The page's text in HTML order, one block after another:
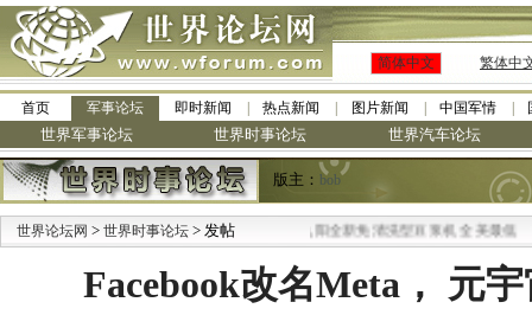
简体中文 繁体中
首页 军事论坛 即时新闻 热点新闻 图片新闻 中国军情
世界军事论坛 世界时事论坛 世界汽车论坛
版主： bob
世界论坛网 > 世界时事论坛 > 发帖 九阳全新免清洗型豆浆机 全美最低
Facebook改名Meta， 元